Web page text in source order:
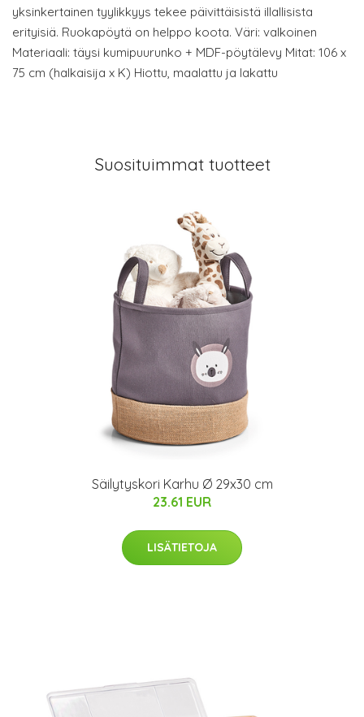
yksinkertainen tyylikkyys tekee päivittäisistä illallisista
erityisiä. Ruokapöytä on helppo koota. Väri: valkoinen
Materiaali: täysi kumipuurunko + MDF-pöytälevy Mitat: 106 x
75 cm (halkaisija x K) Hiottu, maalattu ja lakattu
Suosituimmat tuotteet
Säilytyskori Karhu Ø 29x30 cm
23.61 EUR
LISÄTIETOJA